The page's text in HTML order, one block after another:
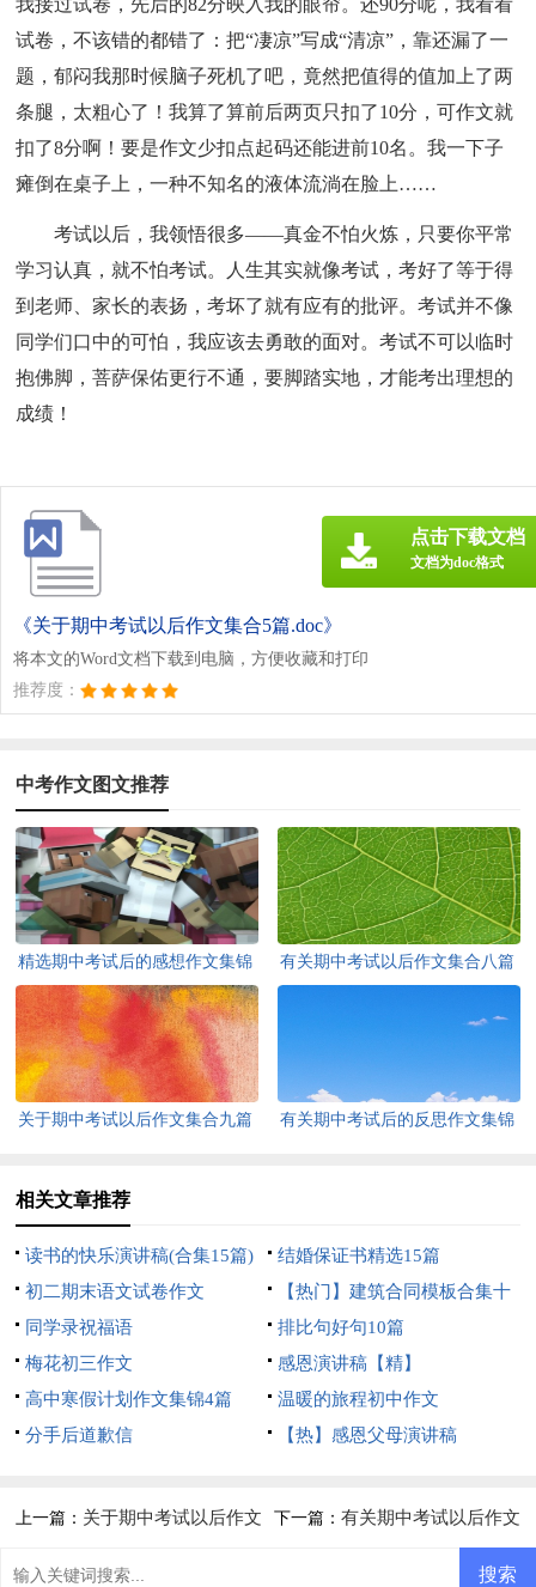
我接过试卷，先后的82分映入我的眼帘。还90分呢，我看看
试卷，不该错的都错了：把“凄凉”写成“清凉”，靠还漏了一
题，郁闷我那时候脑子死机了吧，竟然把值得的值加上了两
条腿，太粗心了！我算了算前后两页只扣了10分，可作文就
扣了8分啊！要是作文少扣点起码还能进前10名。我一下子
瘫倒在桌子上，一种不知名的液体流淌在脸上……
考试以后，我领悟很多——真金不怕火炼，只要你平常
学习认真，就不怕考试。人生其实就像考试，考好了等于得
到老师、家长的表扬，考坏了就有应有的批评。考试并不像
同学们口中的可怕，我应该去勇敢的面对。考试不可以临时
抱佛脚，菩萨保佑更行不通，要脚踏实地，才能考出理想的
成绩！
《关于期中考试以后作文集合5篇.doc》
将本文的Word文档下载到电脑，方便收藏和打印
推荐度：
点击下载文档
文档为doc格式
中考作文图文推荐
精选期中考试后的感想作文集锦
5篇
有关期中考试以后作文集合八篇
关于期中考试以后作文集合九篇
有关期中考试后的反思作文集锦
相关文章推荐
读书的快乐演讲稿(合集15篇)
结婚保证书精选15篇
初二期末语文试卷作文
【热门】建筑合同模板合集十
篇
同学录祝福语
排比句好句10篇
梅花初三作文
感恩演讲稿【精】
高中寒假计划作文集锦4篇
温暖的旅程初中作文
分手后道歉信
【热】感恩父母演讲稿
上一篇： 关于期中考试以后作文 下一篇： 有关期中考试以后作文